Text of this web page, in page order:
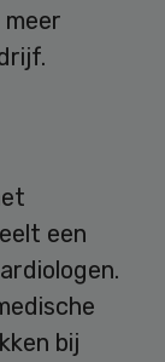
een
bij